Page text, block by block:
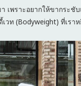
เพราะอยากให้ขากระ
วท (Bodyweight) ที่เร